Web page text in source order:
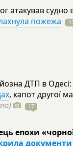
атакував судно
пожежа
ДТП в
, капот другої
17
епохи